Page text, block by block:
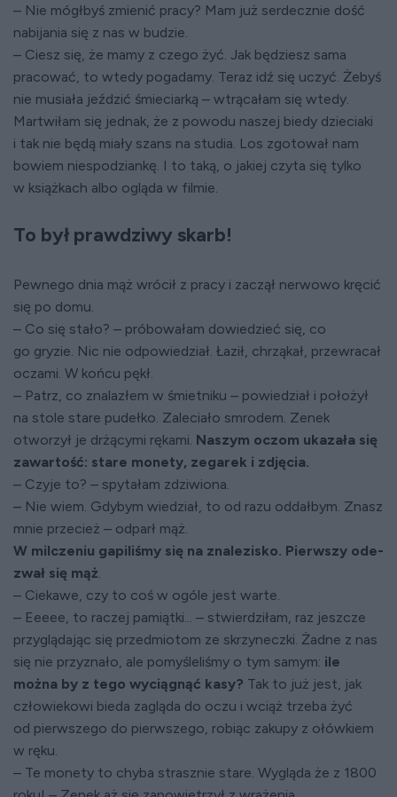
– Nie mógłbyś zmienić pracy? Mam już ser­decznie dość
na­bijania się z nas w bu­dzie.
– Ciesz się, że mamy z czego żyć. Jak będziesz sama
pracować, to wtedy pogadamy. Teraz idź się uczyć. Żebyś
nie musiała jeździć śmie­ciarką – wtrącałam się wtedy.
Martwiłam się jednak, że z powodu naszej biedy dzieciaki
i tak nie będą miały szans na studia. Los zgotował nam
bowiem niespodziankę. I to taką, o jakiej czyta się tylko
w książkach albo ogląda w filmie.
To był prawdziwy skarb!
Pewnego dnia mąż wrócił z pracy i zaczął nerwowo kręcić
się po domu.
– Co się stało? – próbowałam dowiedzieć się, co
go gryzie. Nic nie odpowiedział. Łaził, chrząkał, przewracał
oczami. W końcu pękł.
– Patrz, co znalazłem w śmietniku – powiedział i położył
na stole stare pudełko. Zaleciało smrodem. Zenek
otworzył je drżącymi rękami. Naszym oczom ukazała się
zawartość: stare monety, zegarek i zdjęcia.
– Czyje to? – spytałam zdziwiona.
– Nie wiem. Gdybym wiedział, to od ra­zu oddałbym. Znasz
mnie przecież – odparł mąż.
W milczeniu gapiliśmy się na znalezisko. Pierwszy ode­
z­wał się mąż.
– Ciekawe, czy to coś w ogóle jest warte.
– Eeeee, to raczej pamiątki... – stwier­dziłam, raz jeszcze
przyglądając się przed­miotom ze skrzyneczki. Żadne z nas
się nie przyznało, ale pomyśleliśmy o tym samym: ile
można by z tego wyciągnąć kasy? Tak to już jest, jak
człowiekowi bieda zagląda do oczu i wciąż trzeba żyć
od pierwszego do pierwszego, robiąc zakupy z ołówkiem
w ręku.
– Te monety to chyba strasznie stare. Wygląda że z 1800